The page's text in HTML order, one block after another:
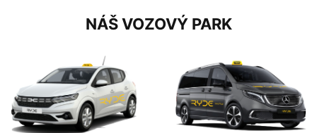
NÁŠ VOZOVÝ PARK